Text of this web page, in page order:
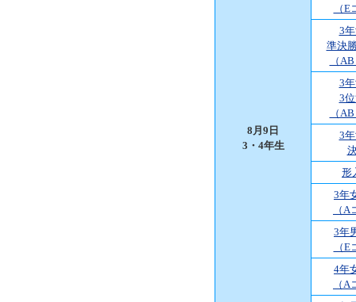
8月9日
3・4年生
（
3
準決
（
3
3
（
3
形
3年
（
3年
（
4年
（